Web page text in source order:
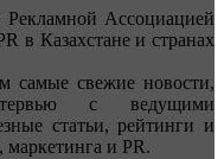
Рекламной Ассоциацией
в Казахстане и странах
самые свежие новости,
с ведущими
статьи, рейтинги и
и PR.